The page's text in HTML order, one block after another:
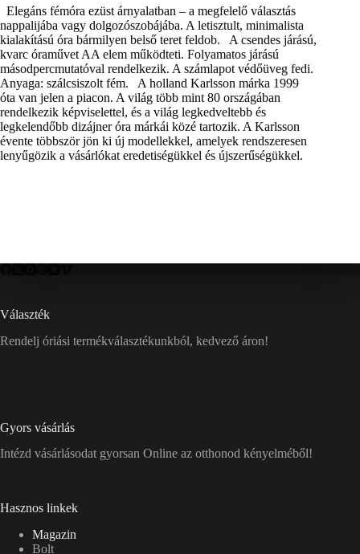
Elegáns fémóra ezüst árnyalatban – a megfelelő választás
nappalijába vagy dolgozószobájába. A letisztult, minimalista
kialakítású óra bármilyen belső teret feldob. A csendes járású,
kvarc óraművet AA elem működteti. Folyamatos járású
másodpercmutatóval rendelkezik. A számlapot védőüveg fedi.
Anyaga: szálcsiszolt fém. A holland Karlsson márka 1999
óta van jelen a piacon. A világ több mint 80 országában
rendelkezik képviselettel, és a világ legkedveltebb és
legkelendőbb dizájner óra márkái közé tartozik. A Karlsson
évente többször jön ki új modellekkel, amelyek rendszeresen
lenyűgözik a vásárlókat eredetiségükkel és újszerűségükkel.
Választék
Rendelj óriási termékválasztékunkból, kedvező áron!
Gyors vásárlás
Intézd vásárlásodat gyorsan Online az otthonod kényelméből!
Hasznos linkek
Magazin
Bolt